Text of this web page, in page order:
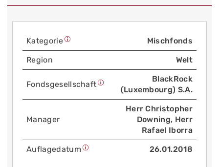
Kategorie Mischfonds
Region Welt
Fonds­gesellschaft
BlackRock
(Luxembourg) S.A.
Manager
Herr Christopher
Downing, Herr
Rafael Iborra
Auflage­datum 26.01.2018